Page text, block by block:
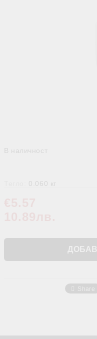
В наличност
0.060 кг
Share